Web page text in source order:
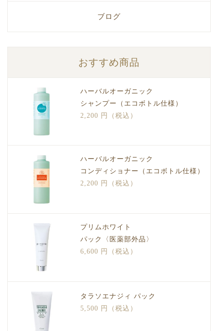
ブログ
おすすめ商品
ハーバルオーガニック
シャンプー（エコボトル仕様）
2,200 円（税込）
ハーバルオーガニック
コンディショナー（エコボトル仕様）
2,200 円（税込）
プリムホワイト
パック〈医薬部外品〉
6,600 円（税込）
タラソエナジィ パック
5,500 円（税込）